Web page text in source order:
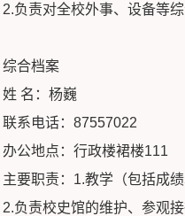
2.负责对全校外事、设备等
综合档案
姓 名：杨巍
联系电话：87557022
办公地点：行政楼裙楼111
主要职责：1.教学（包括成
2.负责校史馆的维护、参观